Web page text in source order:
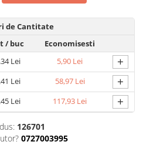
de Cantitate
/ buc
Economisesti
Lei 5,90 Lei +
Lei 58,97 Lei +
Lei 117,93 Lei +
126701
0727003995